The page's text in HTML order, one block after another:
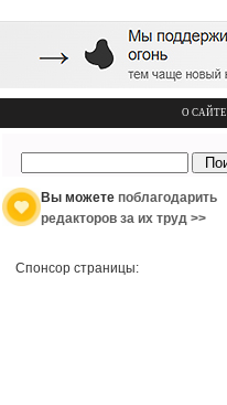
О САЙТЕ
Вы можете поблагодарить
редакторов за их труд >>
Спонсор страницы: